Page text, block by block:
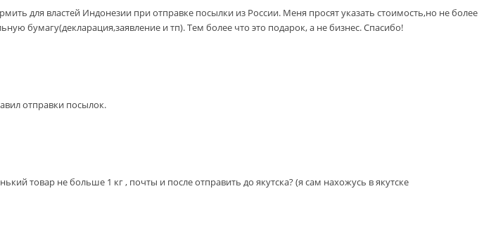
для властей Индонезии при отправке посылки из России. Меня просят указать стоимость,но не более
бумагу(декларация,заявление и тп). Тем более что это подарок, а не бизнес. Спасибо!
отправки посылок.
товар не больше 1 кг , почты и после отправить до якутска? (я сам нахожусь в якутске